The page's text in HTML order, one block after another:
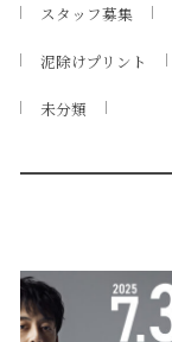
スタッフ募集
泥除けプリント
未分類